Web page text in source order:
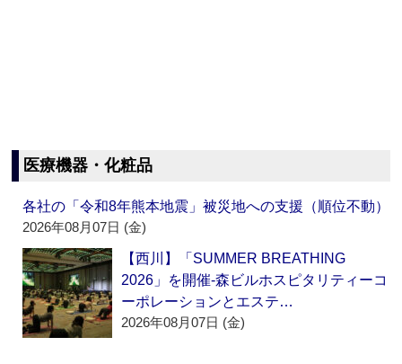
医療機器・化粧品
各社の「令和8年熊本地震」被災地への支援（順位不動）
2026年08月07日 (金)
【西川】「SUMMER BREATHING
2026」を開催‐森ビルホスピタリティーコ
ーポレーションとエステ…
2026年08月07日 (金)